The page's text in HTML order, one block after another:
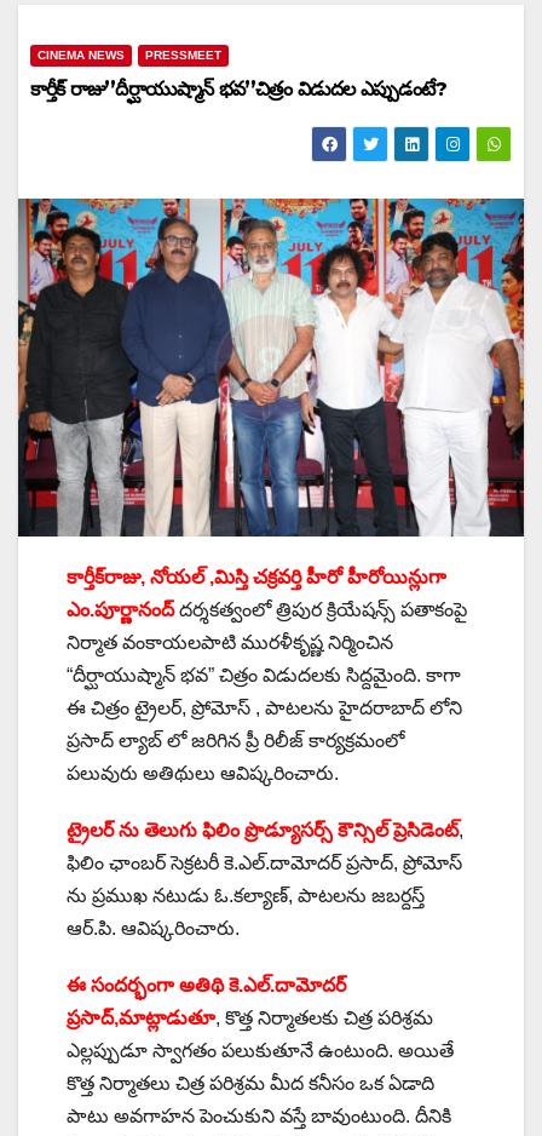
CINEMA NEWS PRESSMEET
కార్తీక్ రాజు”దీర్ఘాయుష్మాన్ భవ”చిత్రం విడుదల ఎప్పుడంటే?
కార్తీక్‌రాజు, నోయల్ ,మిస్తి చక్రవర్తి హీరో హీరోయిన్లుగా
ఎం.పూర్ణానంద్దర్శకత్వంలో త్రిపుర క్రియేషన్స్ పతాకంపై
నిర్మాత వంకాయలపాటి మురళీకృష్ణ నిర్మించిన
“దీర్ఘాయుష్మాన్ భవ” చిత్రం విడుదలకు సిద్దమైంది. కాగా
ఈ చిత్రం ట్రైలర్, ప్రోమోస్ , పాటలను హైదరాబాద్ లోని
ప్రసాద్ ల్యాబ్ లో జరిగిన ప్రీ రిలీజ్ కార్యక్రమంలో
పలువురు అతిథులు ఆవిష్కరించారు.
ట్రైలర్ ను తెలుగు ఫిలిం ప్రొడ్యూసర్స్ కౌన్సిల్ ప్రెసిడెంట్,
ఫిలిం ఛాంబర్ సెక్రటరీ కె.ఎల్.దామోదర్ ప్రసాద్, ప్రోమోస్
ను ప్రముఖ నటుడు ఓ.కల్యాణ్, పాటలను జబర్దస్త్
ఆర్.పి. ఆవిష్కరించారు.
ఈ సందర్భంగా అతిథి కె.ఎల్.దామోదర్
ప్రసాద్,మాట్లాడుతూ, కొత్త నిర్మాతలకు చిత్ర పరిశ్రమ
ఎల్లప్పుడూ స్వాగతం పలుకుతూనే ఉంటుంది. అయితే
కొత్త నిర్మాతలు చిత్ర పరిశ్రమ మీద కనీసం ఒక ఏడాది
పాటు అవగాహన పెంచుకుని వస్తే బావుంటుంది. దీనికి